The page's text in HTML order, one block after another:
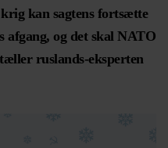
kan sagtens fortsætte
afgang, og det skal NATO
ruslands-eksperten